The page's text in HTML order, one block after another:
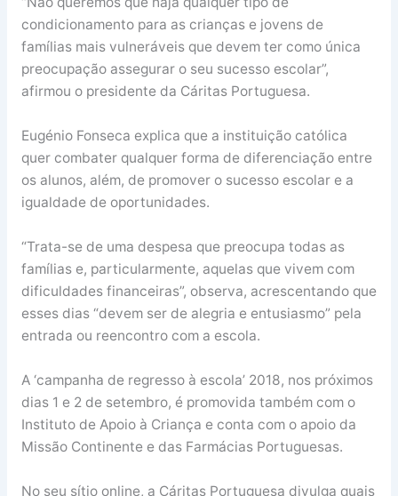
condicionamento para as crianças e jovens de
famílias mais vulneráveis que devem ter como única
preocupação assegurar o seu sucesso escolar”,
afirmou o presidente da Cáritas Portuguesa.
Eugénio Fonseca explica que a instituição católica
quer combater qualquer forma de diferenciação entre
os alunos, além, de promover o sucesso escolar e a
igualdade de oportunidades.
“Trata-se de uma despesa que preocupa todas as
famílias e, particularmente, aquelas que vivem com
dificuldades financeiras”, observa, acrescentando que
esses dias “devem ser de alegria e entusiasmo” pela
entrada ou reencontro com a escola.
A ‘campanha de regresso à escola’ 2018, nos próximos
dias 1 e 2 de setembro, é promovida também com o
Instituto de Apoio à Criança e conta com o apoio da
Missão Continente e das Farmácias Portuguesas.
No seu sítio online, a Cáritas Portuguesa divulga quais